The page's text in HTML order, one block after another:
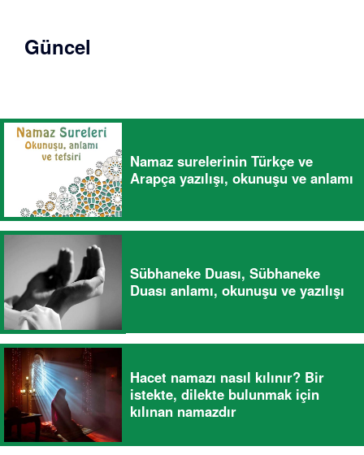
Güncel
Namaz surelerinin Türkçe ve
Arapça yazılışı, okunuşu ve anlamı
Sübhaneke Duası, Sübhaneke
Duası anlamı, okunuşu ve yazılışı
Hacet namazı nasıl kılınır? Bir
istekte, dilekte bulunmak için
kılınan namazdır